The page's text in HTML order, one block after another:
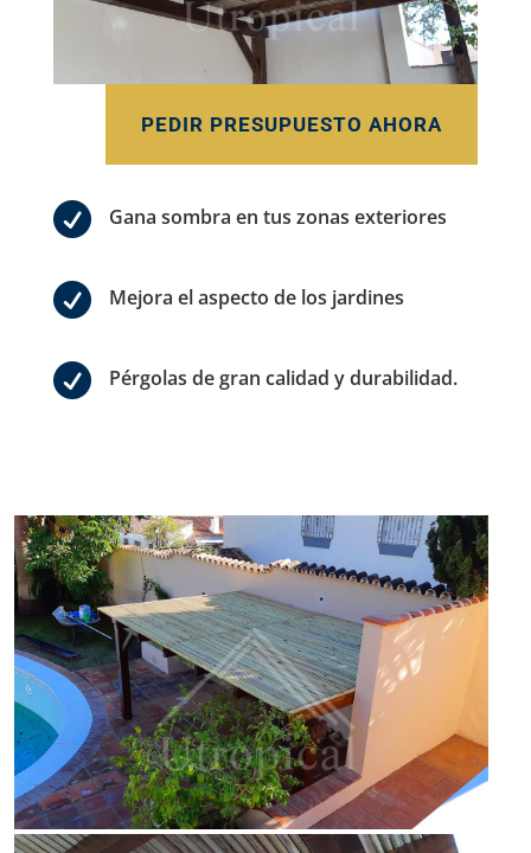
PEDIR PRESUPUESTO AHORA
 Gana sombra en tus zonas exteriores
 Mejora el aspecto de los jardines
 Pérgolas de gran calidad y durabilidad.